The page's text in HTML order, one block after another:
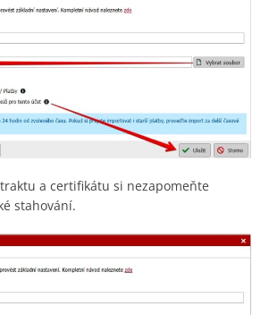
a certifikátu si nezapomeňte
stahování.